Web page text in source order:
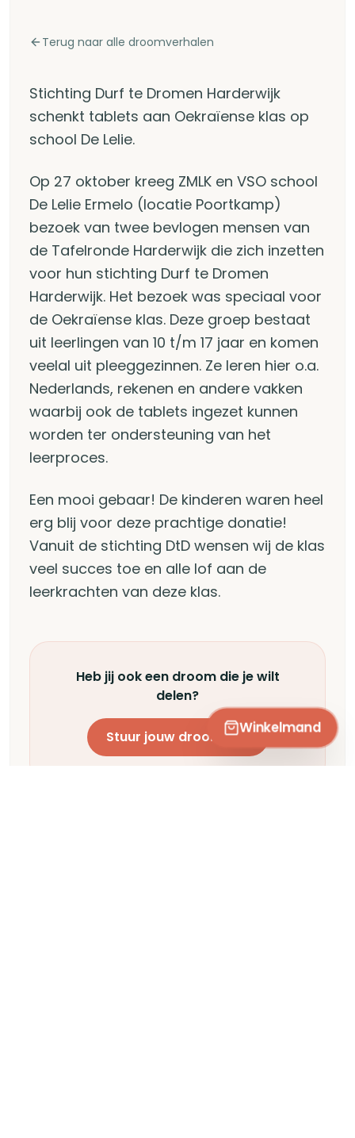
Terug naar alle droomverhalen
Stichting Durf te Dromen Harderwijk
schenkt tablets aan Oekraïense klas op
school De Lelie.
Op 27 oktober kreeg ZMLK en VSO school
De Lelie Ermelo (locatie Poortkamp)
bezoek van twee bevlogen mensen van
de Tafelronde Harderwijk die zich inzetten
voor hun stichting Durf te Dromen
Harderwijk. Het bezoek was speciaal voor
de Oekraïense klas. Deze groep bestaat
uit leerlingen van 10 t/m 17 jaar en komen
veelal uit pleeggezinnen. Ze leren hier o.a.
Nederlands, rekenen en andere vakken
waarbij ook de tablets ingezet kunnen
worden ter ondersteuning van het
leerproces.
Een mooi gebaar! De kinderen waren heel
erg blij voor deze prachtige donatie!
Vanuit de stichting DtD wensen wij de klas
veel succes toe en alle lof aan de
leerkrachten van deze klas.
Heb jij ook een droom die je wilt
delen?
Stuur jouw droom in
Winkelmand